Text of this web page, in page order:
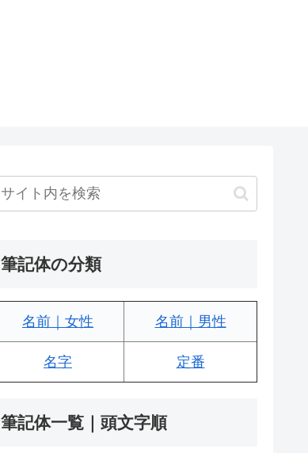
筆記体の分類
名前｜女性 名前｜男性
名字 定番
筆記体一覧｜頭文字順